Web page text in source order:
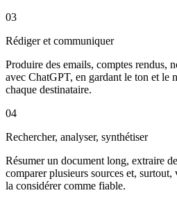
03
Rédiger et communiquer
Produire des emails, comptes rendus,
avec ChatGPT, en gardant le ton et le
chaque destinataire.
04
Rechercher, analyser, synthétiser
Résumer un document long, extraire
comparer plusieurs sources et,
la considérer comme fiable.